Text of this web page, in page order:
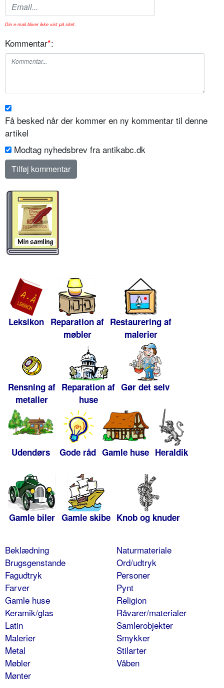
Din e-mail bliver ikke vist på sitet.
Kommentar*:
Få besked når der kommer en ny kommentar til denne
artikel
Modtag nyhedsbrev fra antikabc.dk
Leksikon Reparation af
møbler
Restaurering af
malerier
Rensning af
metaller
Reparation af
huse
Gør det selv
Udendørs Gode råd Gamle huse Heraldik
Gamle biler Gamle skibe Knob og knuder
Beklædning
Brugsgenstande
Fagudtryk
Farver
Gamle huse
Keramik/glas
Latin
Malerier
Metal
Møbler
Mønter
Naturmateriale
Ord/udtryk
Personer
Pynt
Religion
Råvarer/materialer
Samlerobjekter
Smykker
Stilarter
Våben